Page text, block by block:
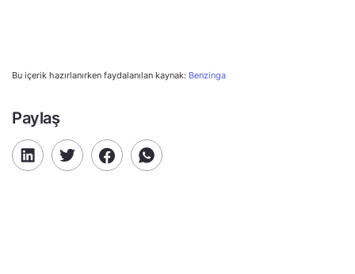
Bu içerik hazırlanırken faydalanılan kaynak: Benzinga
Paylaş